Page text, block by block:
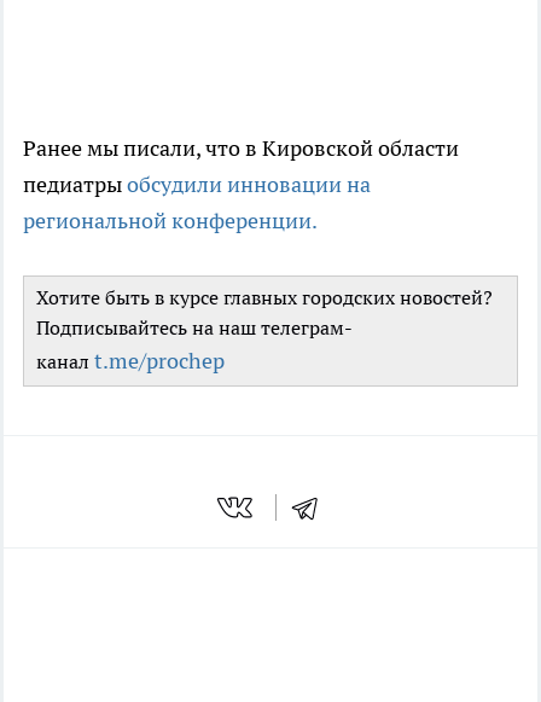
Ранее мы писали, что в Кировской области
педиатрыобсудили инновации на
региональной конференции.
Хотите быть в курсе главных городских новостей?
Подписывайтесь на наш телеграм-
канал t.me/prochep